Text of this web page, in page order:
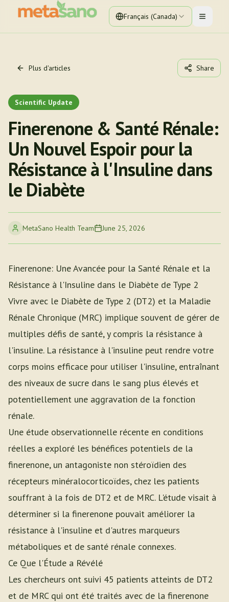
Français (Canada) Toggle
Plus d'articles Share
Scientific Update
Finerenone & Santé Rénale:
Un Nouvel Espoir pour la
Résistance à l'Insuline dans
le Diabète
MetaSano Health Team June 25, 2026
Finerenone: Une Avancée pour la Santé Rénale et la
Résistance à l'Insuline dans le Diabète de Type 2
Vivre avec le Diabète de Type 2 (DT2) et la Maladie
Rénale Chronique (MRC) implique souvent de gérer de
multiples défis de santé, y compris la résistance à
l'insuline. La résistance à l'insuline peut rendre votre
corps moins efficace pour utiliser l'insuline, entraînant
des niveaux de sucre dans le sang plus élevés et
potentiellement une aggravation de la fonction
rénale.
Une étude observationnelle récente en conditions
réelles a exploré les bénéfices potentiels de la
finerenone, un antagoniste non stéroïdien des
récepteurs minéralocorticoïdes, chez les patients
souffrant à la fois de DT2 et de MRC. L'étude visait à
déterminer si la finerenone pouvait améliorer la
résistance à l'insuline et d'autres marqueurs
métaboliques et de santé rénale connexes.
Ce Que l'Étude a Révélé
Les chercheurs ont suivi 45 patients atteints de DT2
et de MRC qui ont été traités avec de la finerenone